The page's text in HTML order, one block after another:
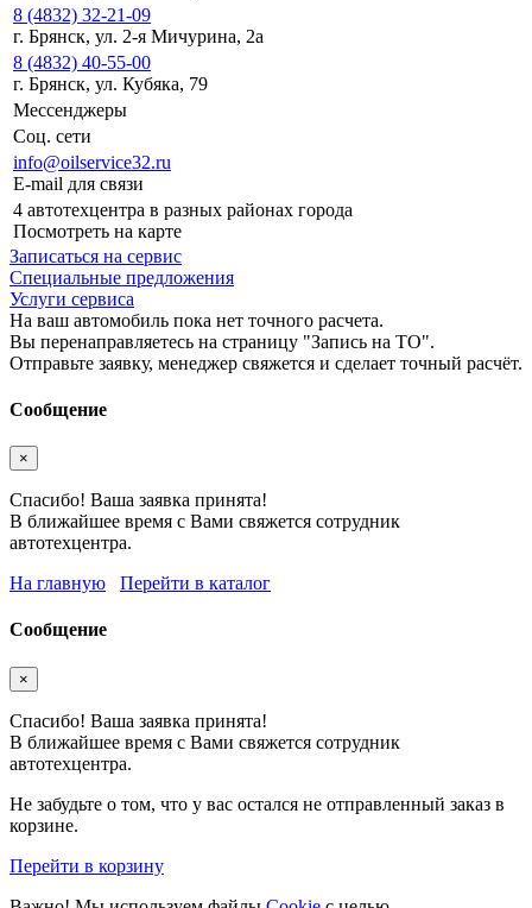
8 (4832) 32-21-09
г. Брянск, ул. 2-я Мичурина, 2а
8 (4832) 40-55-00
г. Брянск, ул. Кубяка, 79
Мессенджеры
Соц. сети
info@oilservice32.ru
E-mail для связи
4 автотехцентра в разных районах города
Посмотреть на карте
Записаться на сервис
Специальные предложения
Услуги сервиса
На ваш автомобиль пока нет точного расчета.
Вы перенаправляетесь на страницу "Запись на ТО".
Отправьте заявку, менеджер свяжется и сделает точный расчёт.
Сообщение
×
Спасибо! Ваша заявка принята!
В ближайшее время с Вами свяжется сотрудник
автотехцентра.
На главную
Перейти в каталог
Сообщение
×
Спасибо! Ваша заявка принята!
В ближайшее время с Вами свяжется сотрудник
автотехцентра.
Не забудьте о том, что у вас остался не отправленный заказ в
корзине.
Перейти в корзину